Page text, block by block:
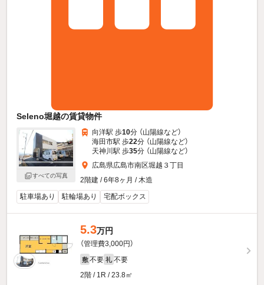
Seleno堀越の賃貸物件
すべての写真
向洋駅 歩10分 （山陽線など）
海田市駅 歩22分 （山陽線など）
天神川駅 歩35分 （山陽線など）
広島県広島市南区堀越３丁目
2階建 / 6年8ヶ月 / 木造
駐車場あり
駐輪場あり 宅配ボックス
5.3万円
（管理費3,000円）
敷 不要 礼 不要
2階 / 1R / 23.8㎡